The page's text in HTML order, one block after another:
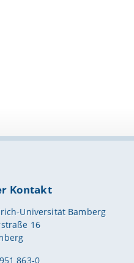
Kontakt
Universität Bamberg
16
863-0